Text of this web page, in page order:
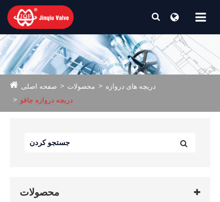
صفحه اصلی محصولات
دریچه های دروازه
دریچه دروازه چاقو
محصولات